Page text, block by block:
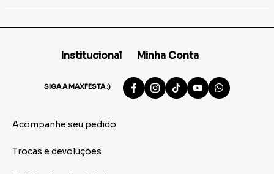
Institucional Minha Conta
SIGA A MAXFESTA :)
Acompanhe seu pedido
Trocas e devoluções